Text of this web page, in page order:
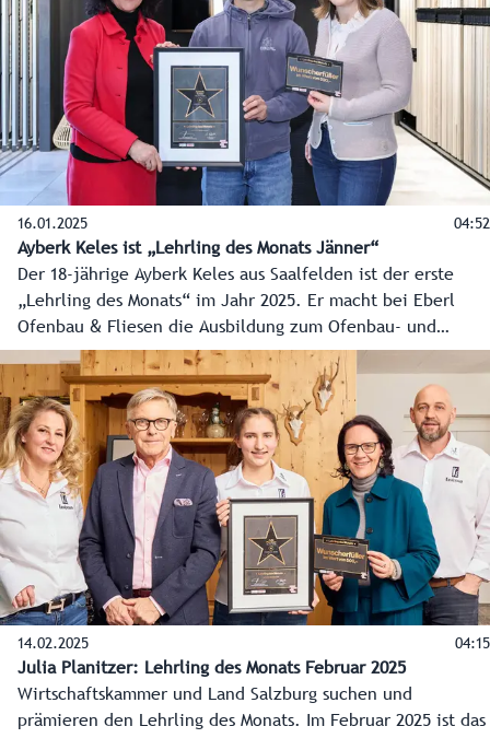
geehrt.
16.01.2025 04:52
Ayberk Keles ist „Lehrling des Monats Jänner“
Der 18-jährige Ayberk Keles aus Saalfelden ist der erste
„Lehrling des Monats“ im Jahr 2025. Er macht bei Eberl
Ofenbau & Fliesen die Ausbildung zum Ofenbau- und
Verlegetechniker. Seit Anfang 2024 küren das Land Salzburg
und die Wirtschaftskammer Salzburg gemeinsam den
„Lehrling des Monats“ und werden dabei von einer Jury
bestehend aus Vertretern der Arbeiterkammer und der
Bildungsdirektion Salzburg unterstützt.
14.02.2025 04:15
Julia Planitzer: Lehrling des Monats Februar 2025
Wirtschaftskammer und Land Salzburg suchen und
prämieren den Lehrling des Monats. Im Februar 2025 ist das